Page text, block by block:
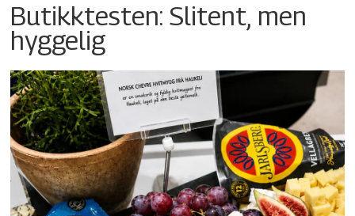
Butikktesten: Slitent, men
hyggelig